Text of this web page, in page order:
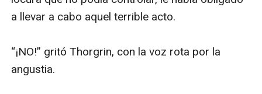
inesperadas. Y Godfrey se da cuenta de que, por
desea ser.
Volusia, rodeada por todo el poder de los Caballeros